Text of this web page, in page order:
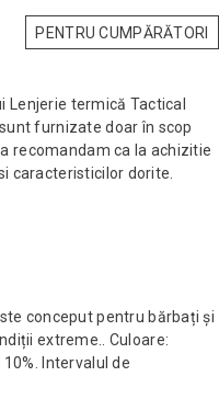
PENTRU CUMPĂRĂTORI
Lenjerie termică Tactical
furnizate doar în scop
recomandam ca la achizitie
caracteristicilor dorite.
conceput pentru bărbați și
extreme.. Culoare:
Intervalul de